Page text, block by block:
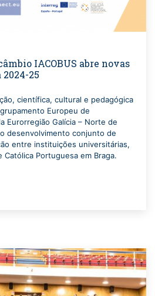
IACOBUS abre novas
25
científica, cultural e pedagógica
Europeu de
Eurorregião Galícia – Norte de
desenvolvimento conjunto de
entre instituições universitárias,
Católica Portuguesa em Braga.